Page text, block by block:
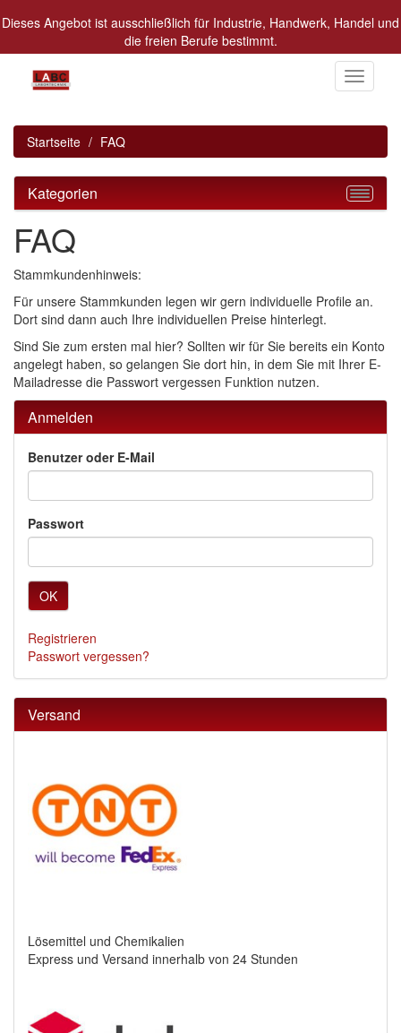
Dieses Angebot ist ausschließlich für Industrie, Handwerk, Handel und
die freien Berufe bestimmt.
Alle Preise in Euro zzgl. MwSt.
Toggle
Startseite FAQ
Kategorien
FAQ
Stammkundenhinweis:
Für unsere Stammkunden legen wir gern individuelle Profile an.
Dort sind dann auch Ihre individuellen Preise hinterlegt.
Sind Sie zum ersten mal hier? Sollten wir für Sie bereits ein Konto
angelegt haben, so gelangen Sie dort hin, in dem Sie mit Ihrer E-
Mailadresse die Passwort vergessen Funktion nutzen.
Anmelden
Benutzer oder E-Mail
Passwort
OK
Registrieren
Passwort vergessen?
Versand
Lösemittel und Chemikalien
Express und Versand innerhalb von 24 Stunden